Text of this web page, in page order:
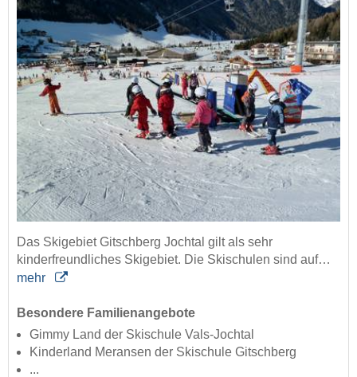
Das Skigebiet Gitschberg Jochtal gilt als sehr
kinderfreundliches Skigebiet. Die Skischulen sind auf…
mehr
Besondere Familienangebote
Gimmy Land der Skischule Vals-Jochtal
Kinderland Meransen der Skischule Gitschberg
...